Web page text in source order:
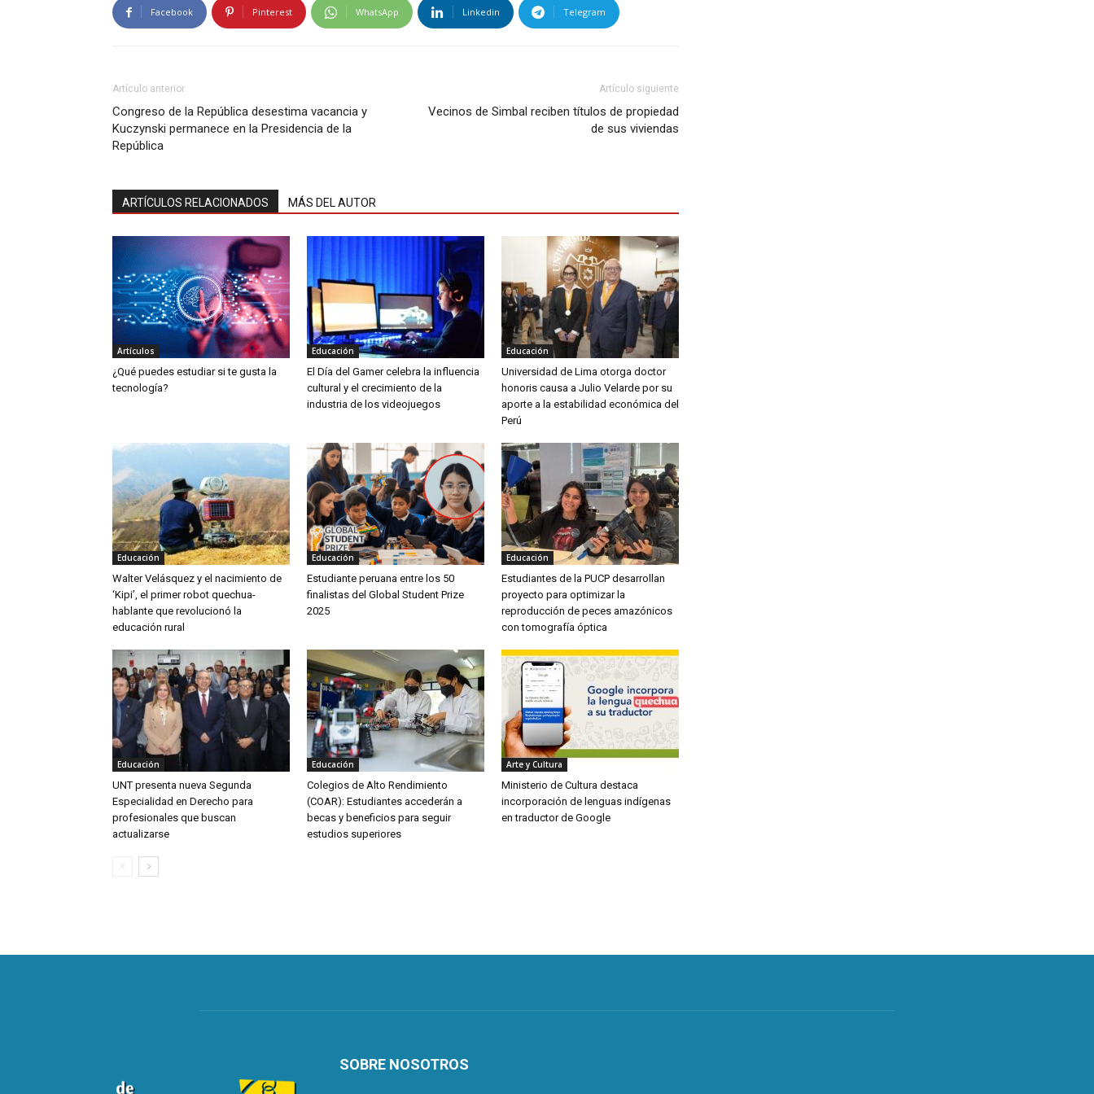
Facebook Pinterest WhatsApp Linkedin Telegram
Artículo anterior
Congreso de la República desestima vacancia y
Kuczynski permanece en la Presidencia de la
República
Artículo siguiente
Vecinos de Simbal reciben títulos de propiedad
de sus viviendas
ARTÍCULOS RELACIONADOS MÁS DEL AUTOR
Artículos
¿Qué puedes estudiar si te gusta la
tecnología?
Educación
El Día del Gamer celebra la influencia
cultural y el crecimiento de la
industria de los videojuegos
Educación
Universidad de Lima otorga doctor
honoris causa a Julio Velarde por su
aporte a la estabilidad económica del
Perú
Educación
Walter Velásquez y el nacimiento de
‘Kipi’, el primer robot quechua-
hablante que revolucionó la
educación rural
Educación
Estudiante peruana entre los 50
finalistas del Global Student Prize
2025
Educación
Estudiantes de la PUCP desarrollan
proyecto para optimizar la
reproducción de peces amazónicos
con tomografía óptica
Educación
UNT presenta nueva Segunda
Especialidad en Derecho para
profesionales que buscan
actualizarse
Educación
Colegios de Alto Rendimiento
(COAR): Estudiantes accederán a
becas y beneficios para seguir
estudios superiores
Arte y Cultura
Ministerio de Cultura destaca
incorporación de lenguas indígenas
en traductor de Google
SOBRE NOSOTROS